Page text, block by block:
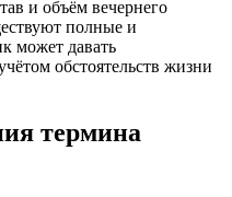
и объём вечернего
полные и
может давать
обстоятельств жизни
термина